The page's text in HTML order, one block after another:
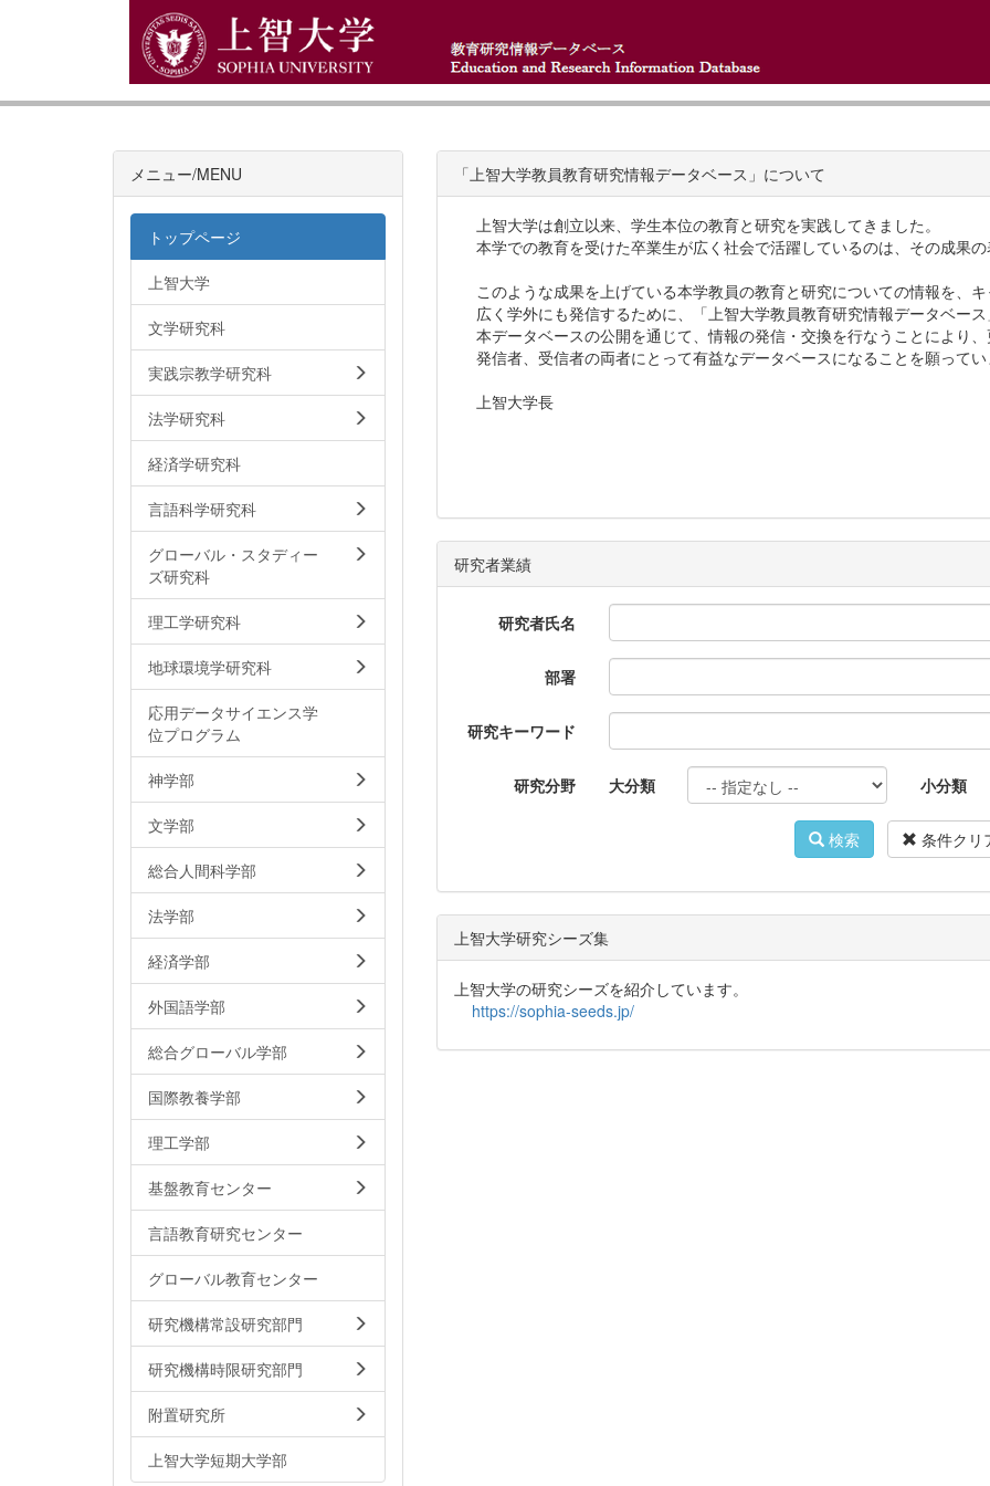
「上智大学教員教育研究情報データベース」について
上智大学は創立以来、学生本位の教育と研究を実践してきました。
本学での教育を受けた卒業生が広く社会で活躍しているのは、その成果
このような成果を上げている本学教員の教育と研究についての情報を、
広く学外にも発信するために、「上智大学教員教育研究情報データベー
本データベースの公開を通じて、情報の発信・交換を行なうことにより
発信者、受信者の両者にとって有益なデータベースになることを願って
上智大学長
研究者業績
研究者氏名
部署
研究キーワード
研究分野 大分類 小分類
検索 条件クリ
上智大学研究シーズ集
上智大学の研究シーズを紹介しています。
https://sophia-seeds.jp/
メニュー/MENU
トップページ
上智大学
文学研究科
実践宗教学研究科
法学研究科
経済学研究科
言語科学研究科
グローバル・スタディー
ズ研究科
理工学研究科
地球環境学研究科
応用データサイエンス学
位プログラム
神学部
文学部
総合人間科学部
法学部
経済学部
外国語学部
総合グローバル学部
国際教養学部
理工学部
基盤教育センター
言語教育研究センター
グローバル教育センター
研究機構常設研究部門
研究機構時限研究部門
附置研究所
上智大学短期大学部